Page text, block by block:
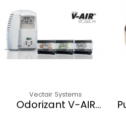
Vectair Systems
Odorizant V-AIR